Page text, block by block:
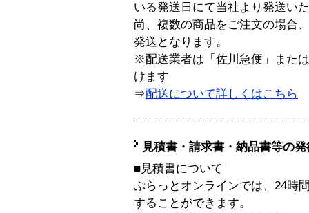
いる発送日にて当社より発送い
尚、複数の商品をご注文の場合
発送となります。
※配送業者は「佐川急便」また
けます
⇒配送について詳しくはこちら
見積書・請求書・納品書等の
■見積書について
ぷらっとオンラインでは、24時
することができます。